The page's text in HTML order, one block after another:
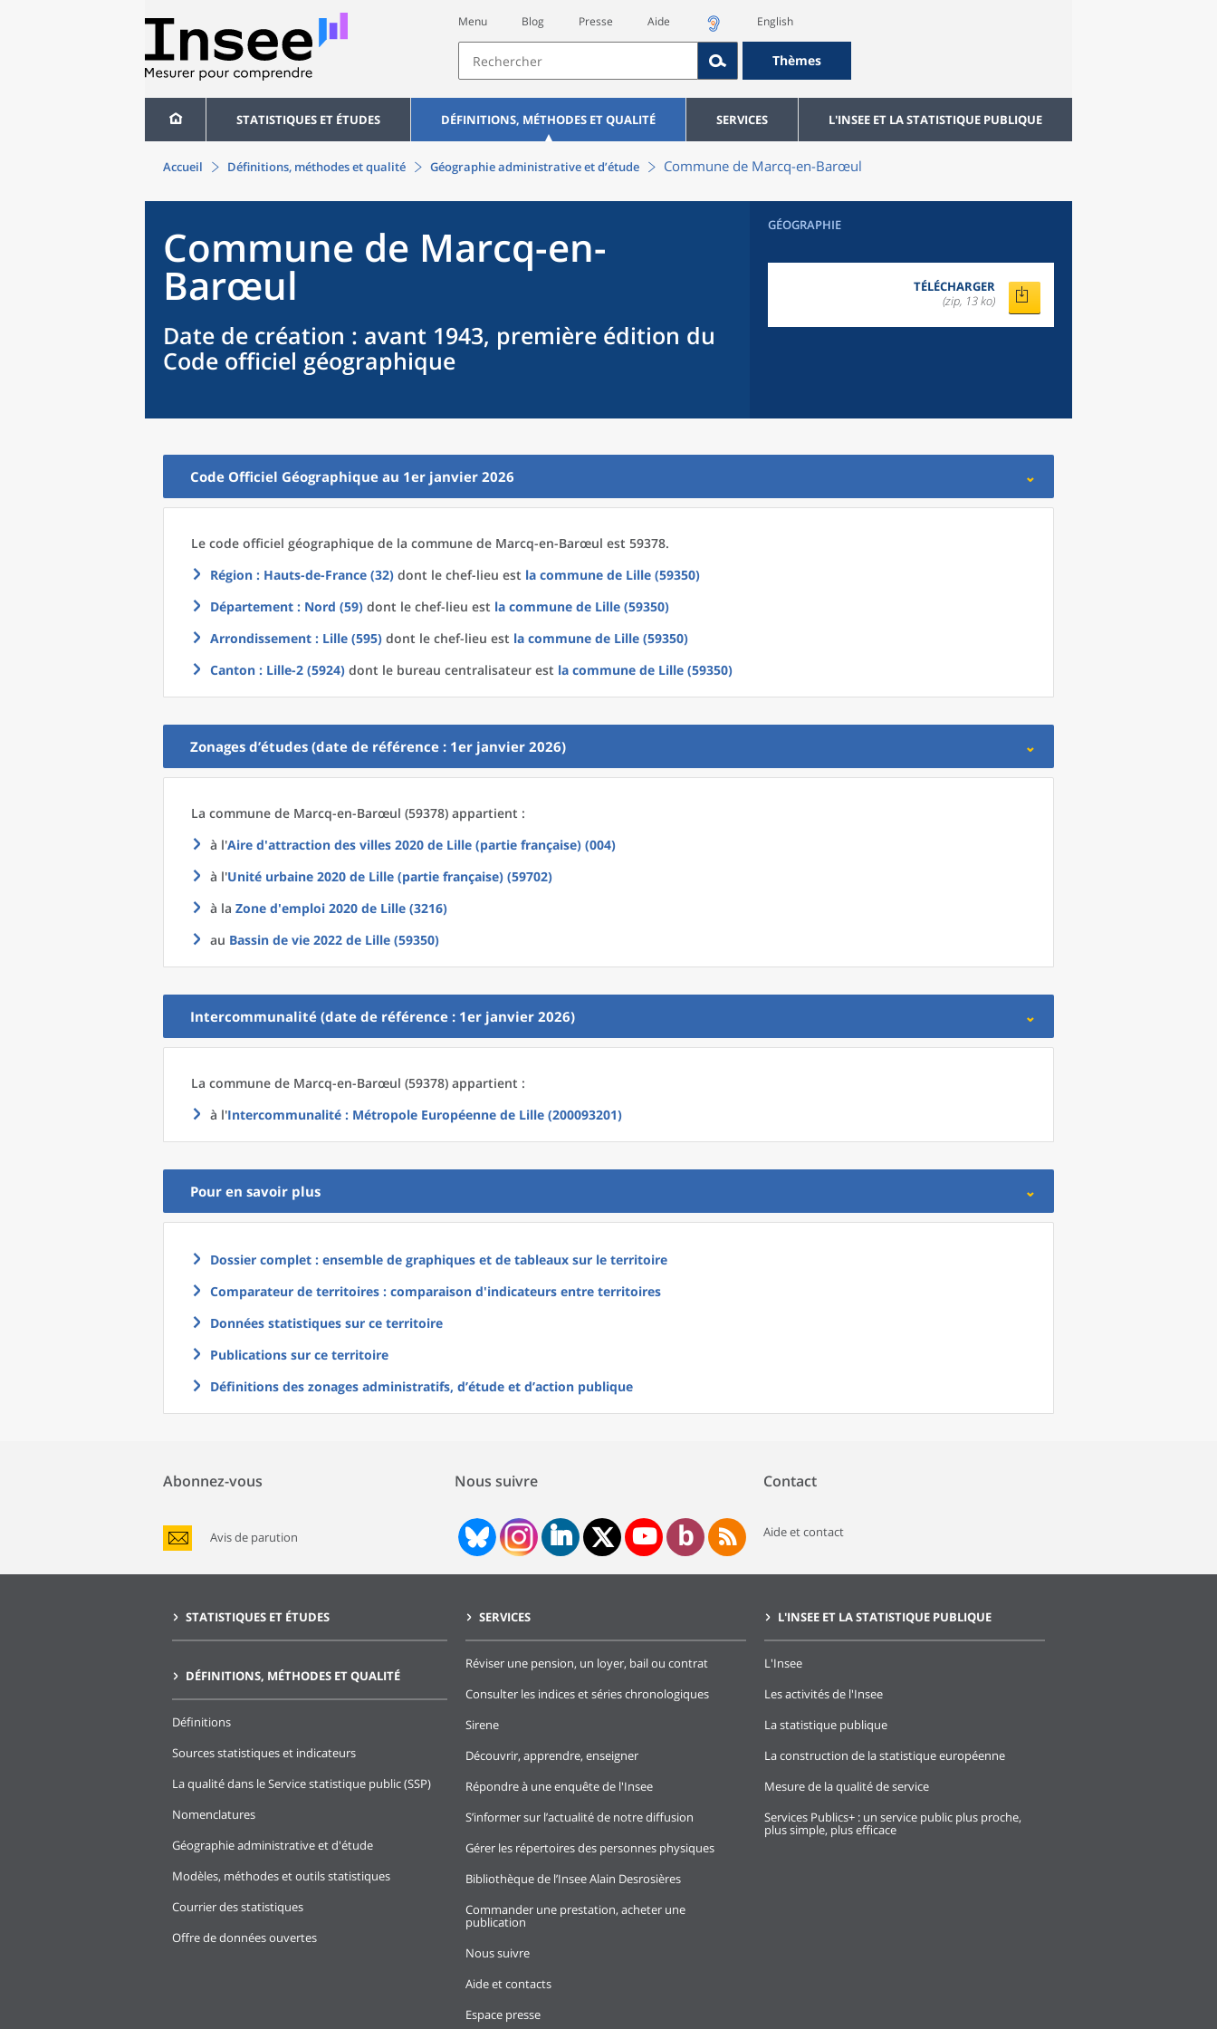
Menu Blog Presse Aide English
Thèmes
STATISTIQUES ET ÉTUDES DÉFINITIONS, MÉTHODES ET QUALITÉ SERVICES L'INSEE ET LA STATISTIQUE PUBLIQUE
Accueil Définitions, méthodes et qualité Géographie administrative et d’étude Commune de Marcq-en-Barœul
Commune de Marcq-en-
Barœul
Date de création : avant 1943, première édition du
Code officiel géographique
GÉOGRAPHIE
TÉLÉCHARGER
(zip, 13 ko)
Code Officiel Géographique au 1er janvier 2026
Le code officiel géographique de la commune de Marcq-en-Barœul est 59378.
Région : Hauts-de-France (32) dont le chef-lieu est la commune de Lille (59350)
Département : Nord (59) dont le chef-lieu est la commune de Lille (59350)
Arrondissement : Lille (595) dont le chef-lieu est la commune de Lille (59350)
Canton : Lille-2 (5924) dont le bureau centralisateur est la commune de Lille (59350)
Zonages d’études (date de référence : 1er janvier 2026)
La commune de Marcq-en-Barœul (59378) appartient :
à l'Aire d'attraction des villes 2020 de Lille (partie française) (004)
à l'Unité urbaine 2020 de Lille (partie française) (59702)
à la Zone d'emploi 2020 de Lille (3216)
au Bassin de vie 2022 de Lille (59350)
Intercommunalité (date de référence : 1er janvier 2026)
La commune de Marcq-en-Barœul (59378) appartient :
à l'Intercommunalité : Métropole Européenne de Lille (200093201)
Pour en savoir plus
Dossier complet : ensemble de graphiques et de tableaux sur le territoire
Comparateur de territoires : comparaison d'indicateurs entre territoires
Données statistiques sur ce territoire
Publications sur ce territoire
Définitions des zonages administratifs, d’étude et d’action publique
Abonnez-vous
Avis de parution
Nous suivre Contact
Aide et contact
STATISTIQUES ET ÉTUDES
DÉFINITIONS, MÉTHODES ET QUALITÉ
Définitions
Sources statistiques et indicateurs
La qualité dans le Service statistique public (SSP)
Nomenclatures
Géographie administrative et d'étude
Modèles, méthodes et outils statistiques
Courrier des statistiques
Offre de données ouvertes
SERVICES
Réviser une pension, un loyer, bail ou contrat
Consulter les indices et séries chronologiques
Sirene
Découvrir, apprendre, enseigner
Répondre à une enquête de l'Insee
S’informer sur l’actualité de notre diffusion
Gérer les répertoires des personnes physiques
Bibliothèque de l’Insee Alain Desrosières
Commander une prestation, acheter une
publication
Nous suivre
Aide et contacts
Espace presse
L'INSEE ET LA STATISTIQUE PUBLIQUE
L'Insee
Les activités de l'Insee
La statistique publique
La construction de la statistique européenne
Mesure de la qualité de service
Services Publics+ : un service public plus proche,
plus simple, plus efficace